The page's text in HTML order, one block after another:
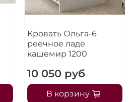
Кровать Ольга-6
реечное ладе
кашемир 1200
10 050 руб
В корзину